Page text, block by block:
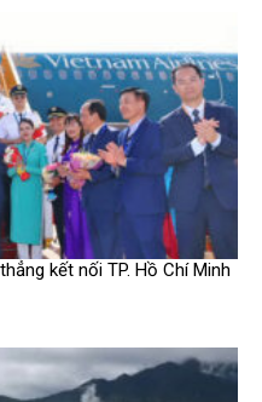
kết nối TP. Hồ Chí Minh